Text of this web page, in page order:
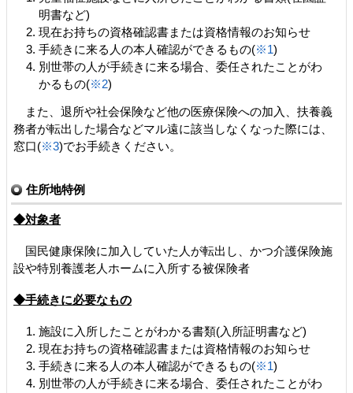
明書など)
現在お持ちの資格確認書または資格情報のお知らせ
手続きに来る人の本人確認ができるもの(※1)
別世帯の人が手続きに来る場合、委任されたことがわ
かるもの(※2)
また、退所や社会保険など他の医療保険への加入、扶養義
務者が転出した場合などマル遠に該当しなくなった際には、
窓口(※3)でお手続きください。
住所地特例
◆対象者
国民健康保険に加入していた人が転出し、かつ介護保険施
設や特別養護老人ホームに入所する被保険者
◆手続きに必要なもの
施設に入所したことがわかる書類(入所証明書など)
現在お持ちの資格確認書または資格情報のお知らせ
手続きに来る人の本人確認ができるもの(※1)
別世帯の人が手続きに来る場合、委任されたことがわ